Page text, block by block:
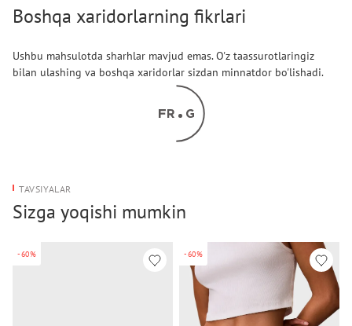
Boshqa xaridorlarning fikrlari
Ushbu mahsulotda sharhlar mavjud emas. O'z taassurotlaringiz
bilan ulashing va boshqa xaridorlar sizdan minnatdor bo'lishadi.
TAVSIYALAR
Sizga yoqishi mumkin
-60% -60%